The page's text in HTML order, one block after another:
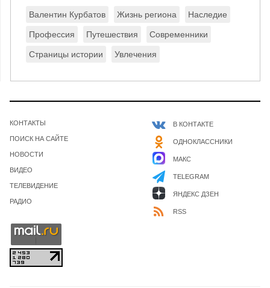
Валентин Курбатов Жизнь региона Наследие
Профессия Путешествия Современники
Страницы истории Увлечения
КОНТАКТЫ
ПОИСК НА САЙТЕ
НОВОСТИ
ВИДЕО
ТЕЛЕВИДЕНИЕ
РАДИО
В КОНТАКТЕ
ОДНОКЛАССНИКИ
МАКС
TELEGRAM
ЯНДЕКС ДЗЕН
RSS